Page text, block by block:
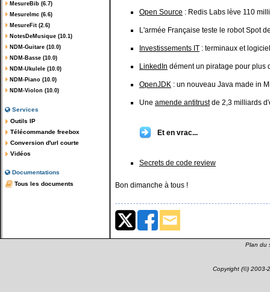
MesureBib (6.7)
MesureImc (6.6)
MesureFit (2.6)
NotesDeMusique (10.1)
NDM-Guitare (10.0)
NDM-Basse (10.0)
NDM-Ukulele (10.0)
NDM-Piano (10.0)
NDM-Violon (10.0)
Services
Outils IP
Télécommande freebox
Conversion d'url courte
Vidéos
Documentations
Tous les documents
Open Source : Redis Labs lève 110
L'armée Française teste le robot Spot
Investissements IT : terminaux et
LinkedIn dément un piratage pour plus
OpenJDK : un nouveau Java made in
Une amende antitrustde 2,3 milliards
Et en vrac...
Secrets de code review
Bon dimanche à tous !
Plan du
Copyright (©) 2003-